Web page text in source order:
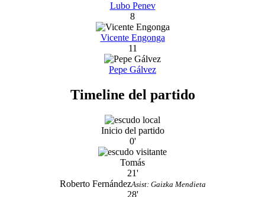
Lubo Penev
8
Vicente Engonga
11
Pepe Gálvez
Timeline del partido
Inicio del partido
0'
Tomás
21'
Roberto FernándezAsist: Gaizka Mendieta
28'